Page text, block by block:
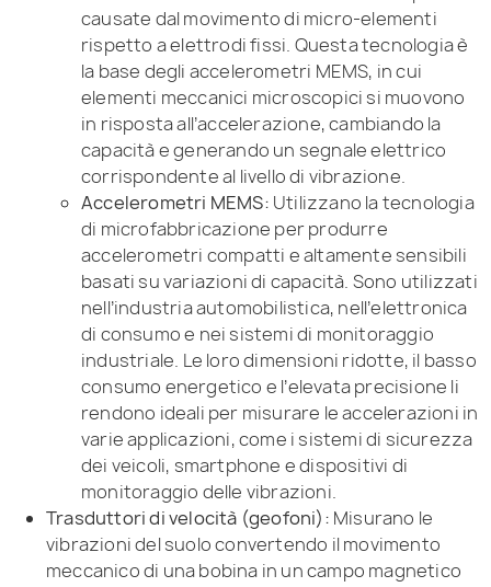
causate dal movimento di micro-elementi
rispetto a elettrodi fissi. Questa tecnologia è
la base degli accelerometri MEMS, in cui
elementi meccanici microscopici si muovono
in risposta all’accelerazione, cambiando la
capacità e generando un segnale elettrico
corrispondente al livello di vibrazione.
Accelerometri MEMS: Utilizzano la tecnologia
di microfabbricazione per produrre
accelerometri compatti e altamente sensibili
basati su variazioni di capacità. Sono utilizzati
nell’industria automobilistica, nell’elettronica
di consumo e nei sistemi di monitoraggio
industriale. Le loro dimensioni ridotte, il basso
consumo energetico e l’elevata precisione li
rendono ideali per misurare le accelerazioni in
varie applicazioni, come i sistemi di sicurezza
dei veicoli, smartphone e dispositivi di
monitoraggio delle vibrazioni.
Trasduttori di velocità (geofoni): Misurano le
vibrazioni del suolo convertendo il movimento
meccanico di una bobina in un campo magnetico